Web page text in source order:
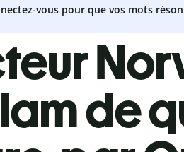
vous pour que vos mots
de